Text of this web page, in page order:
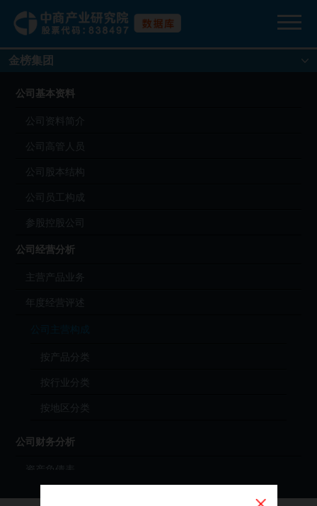
金榜集团
公司基本资料
公司资料简介
公司高管人员
公司股本结构
公司员工构成
参股控股公司
公司经营分析
主营产品业务
年度经营评述
公司主营构成
按产品分类
按行业分类
按地区分类
公司财务分析
资产负债表